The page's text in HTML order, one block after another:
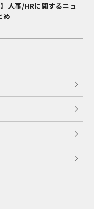
人事/HRに関するニュ
め